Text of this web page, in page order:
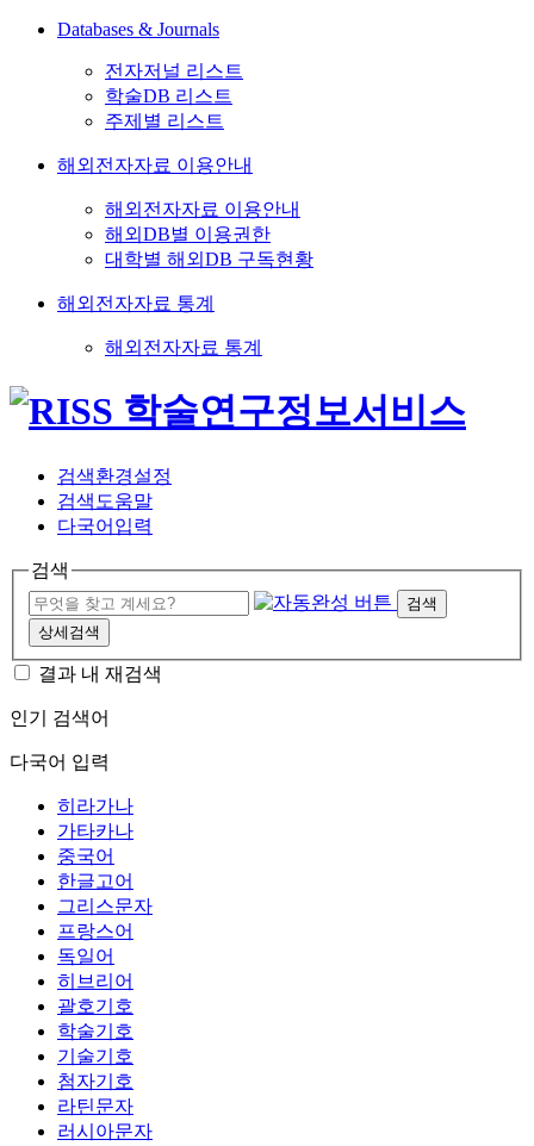
Databases & Journals
전자저널 리스트
학술DB 리스트
주제별 리스트
해외전자자료 이용안내
해외전자자료 이용안내
해외DB별 이용권한
대학별 해외DB 구독현황
해외전자자료 통계
해외전자자료 통계
검색환경설정
검색도움말
다국어입력
검색
검색
상세검색
결과 내 재검색
인기 검색어
다국어 입력
히라가나
가타카나
중국어
한글고어
그리스문자
프랑스어
독일어
히브리어
괄호기호
학술기호
기술기호
첨자기호
라틴문자
러시아문자